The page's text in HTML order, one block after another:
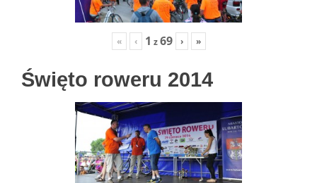
« ‹ 1 z69 › »
Święto roweru 2014